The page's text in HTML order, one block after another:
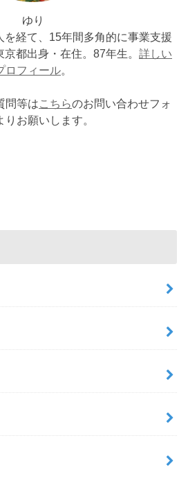
ゆり
を経て、15年間多角的に事業支援
都出身・在住。87年生。 詳しい
ロフィール
問等は こちらのお問い合わせフォ
りお願いします。